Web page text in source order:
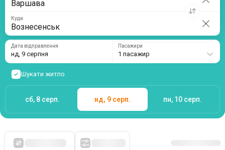
Дата відправлення
нд, 9 серпня
Шукати житло